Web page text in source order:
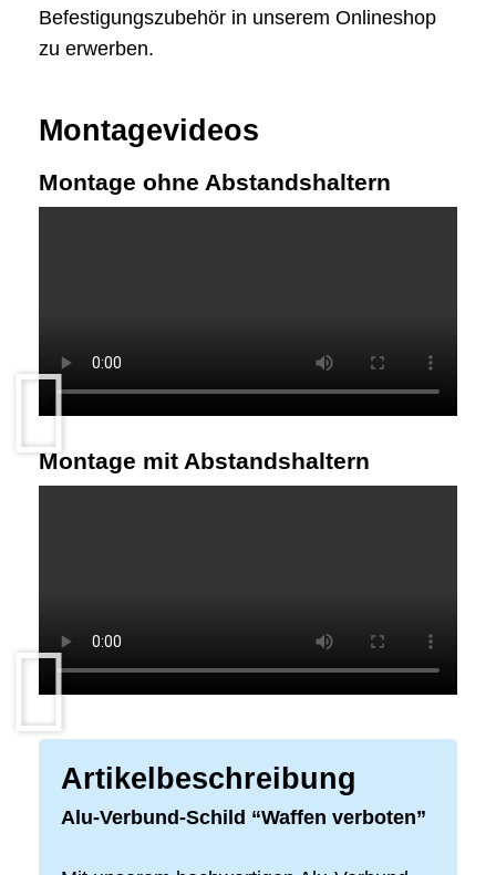
Befestigungszubehör in unserem Onlineshop
zu erwerben.
Montagevideos
Montage ohne Abstandshaltern
Montage mit Abstandshaltern
Artikelbeschreibung
Alu-Verbund-Schild “Waffen verboten”